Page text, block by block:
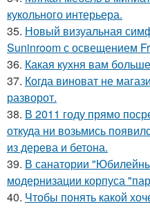
кукольного интерьера.
35. Новый визуальная
Suninroom с освещением
36. Какая кухня вам
37. Когда виноват не
разворот.
38. В 2011 году прямо
откуда ни возьмись
из дерева и бетона.
39. В санатории
модернизации корпуса
40. Чтобы понять какой